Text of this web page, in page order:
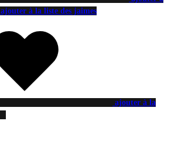
ajouter à la liste des jaimes
ajouter à la